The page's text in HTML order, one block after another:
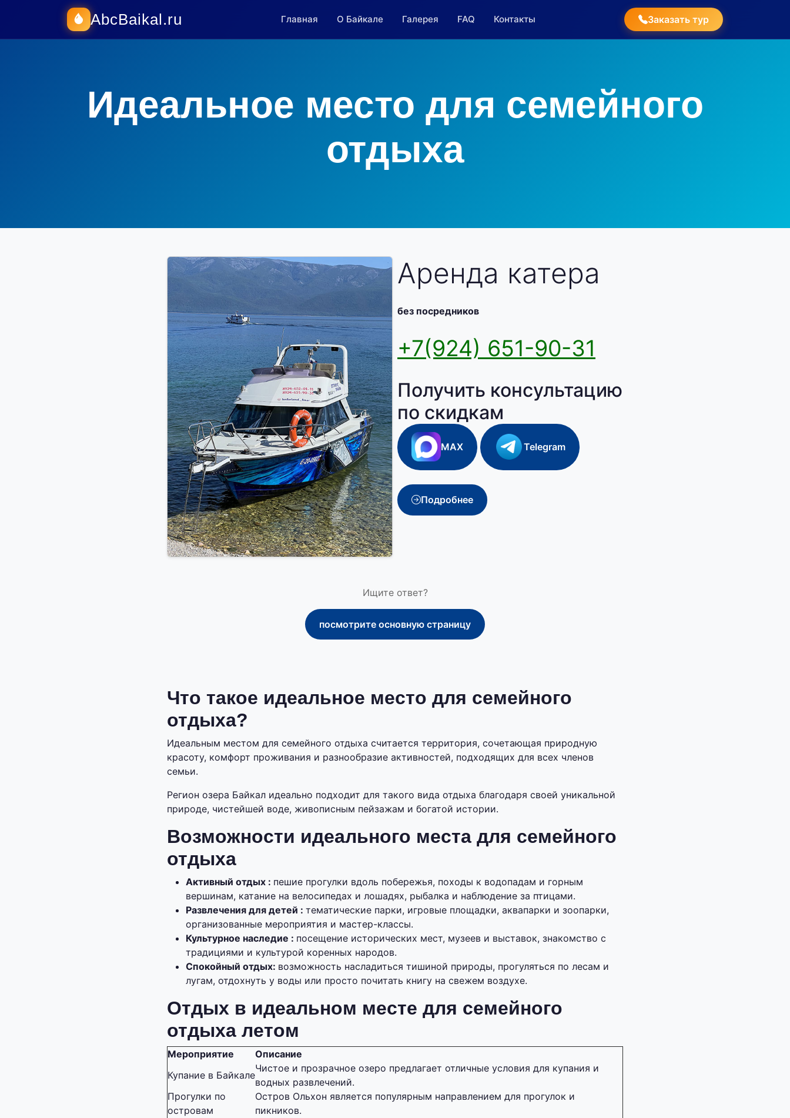
AbcBaikal.ru Главная О Байкале Галерея FAQ Контакты Заказать тур
Идеальное место для семейного
отдыха
Аренда катера
без посредников
+7(924) 651-90-31
Получить консультацию
по скидкам
MAX Telegram
Подробнее
Ищите ответ?
посмотрите основную страницу
Что такое идеальное место для семейного
отдыха?
Идеальным местом для семейного отдыха считается территория, сочетающая природную
красоту, комфорт проживания и разнообразие активностей, подходящих для всех членов
семьи.
Регион озера Байкал идеально подходит для такого вида отдыха благодаря своей уникальной
природе, чистейшей воде, живописным пейзажам и богатой истории.
Возможности идеального места для семейного
отдыха
Активный отдых : пешие прогулки вдоль побережья, походы к водопадам и горным
вершинам, катание на велосипедах и лошадях, рыбалка и наблюдение за птицами.
Развлечения для детей : тематические парки, игровые площадки, аквапарки и зоопарки,
организованные мероприятия и мастер-классы.
Культурное наследие : посещение исторических мест, музеев и выставок, знакомство с
традициями и культурой коренных народов.
Спокойный отдых: возможность насладиться тишиной природы, прогуляться по лесам и
лугам, отдохнуть у воды или просто почитать книгу на свежем воздухе.
Отдых в идеальном месте для семейного
отдыха летом
Мероприятие
Описание
Купание в Байкале
Чистое и прозрачное озеро предлагает отличные условия для купания и
водных развлечений.
Прогулки по
островам
Остров Ольхон является популярным направлением для прогулок и
пикников.